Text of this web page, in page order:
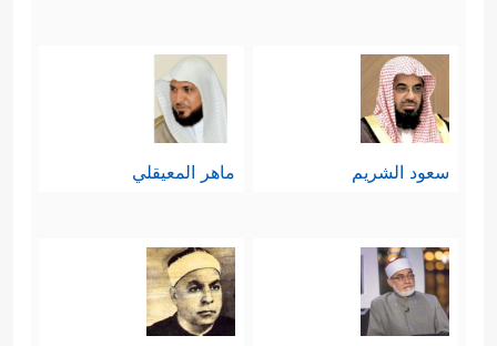
غيرهما أجرَأ على التقصير.
سادسًا: بيَّن القرآن طبائِعَ بعض النفوس
الضعيفة التي تتَّجه قلوبها نحو المصالح
وطاعة البشر، وبين الخوف من الله
والخوف من البشر، وهذا يعني أنَّ
سعود الشريم ماهر المعيقلي